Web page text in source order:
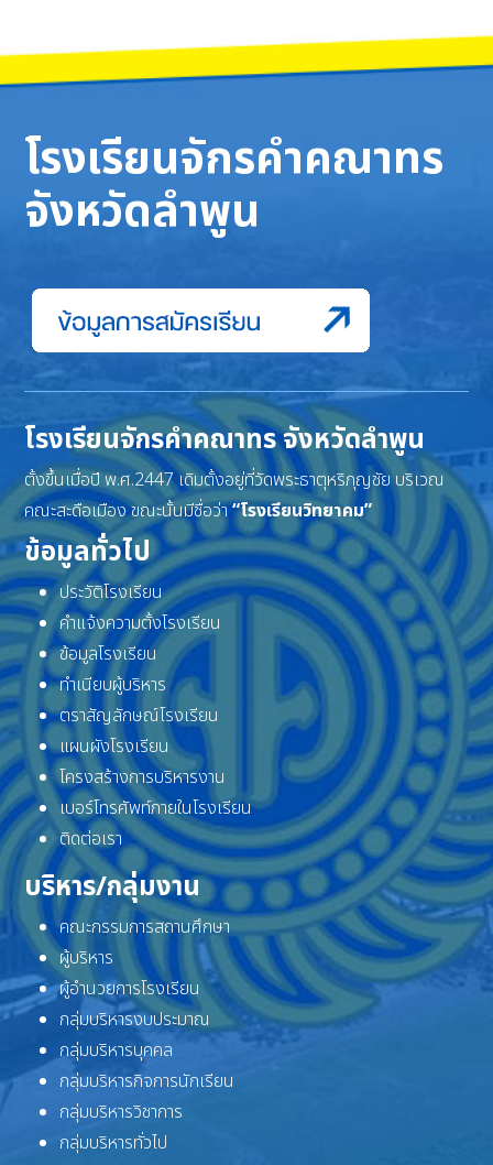
โรงเรียนจักรคำคณาทร
จังหวัดลำพูน
โรงเรียนจักรคำคณาทร จังหวัดลำพูน
ตั้งขึ้นเมื่อปี พ.ศ.2447 เดิมตั้งอยู่ที่วัดพระธาตุหริภุญชัย บริเวณ
คณะสะดือเมือง ขณะนั้นมีชื่อว่า“โรงเรียนวิทยาคม”
ข้อมูลทั่วไป
ประวัติโรงเรียน
คำแจ้งความตั้งโรงเรียน
ข้อมูลโรงเรียน
ทำเนียบผู้บริหาร
ตราสัญลักษณ์โรงเรียน
แผนผังโรงเรียน
โครงสร้างการบริหารงาน
เบอร์โทรศัพท์ภายในโรงเรียน
ติดต่อเรา
บริหาร/กลุ่มงาน
คณะกรรมการสถานศึกษา
ผู้บริหาร
ผู้อำนวยการโรงเรียน
กลุ่มบริหารงบประมาณ
กลุ่มบริหารบุคคล
กลุ่มบริหารกิจการนักเรียน
กลุ่มบริหารวิชาการ
กลุ่มบริหารทั่วไป